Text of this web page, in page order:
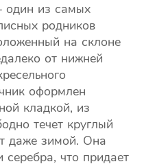
из самых
родников
на склоне
от нижней
оформлен
кладкой, из
течет круглый
даже зимой. Она
что придает